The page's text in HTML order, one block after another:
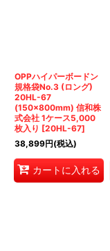
OPPハイパーボードン
規格袋No.3 (ロング)
20HL-67
(150×800mm) 信和株
式会社 1ケース5,000
枚入り [20HL-67]
38,899円(税込)
カートに入れる